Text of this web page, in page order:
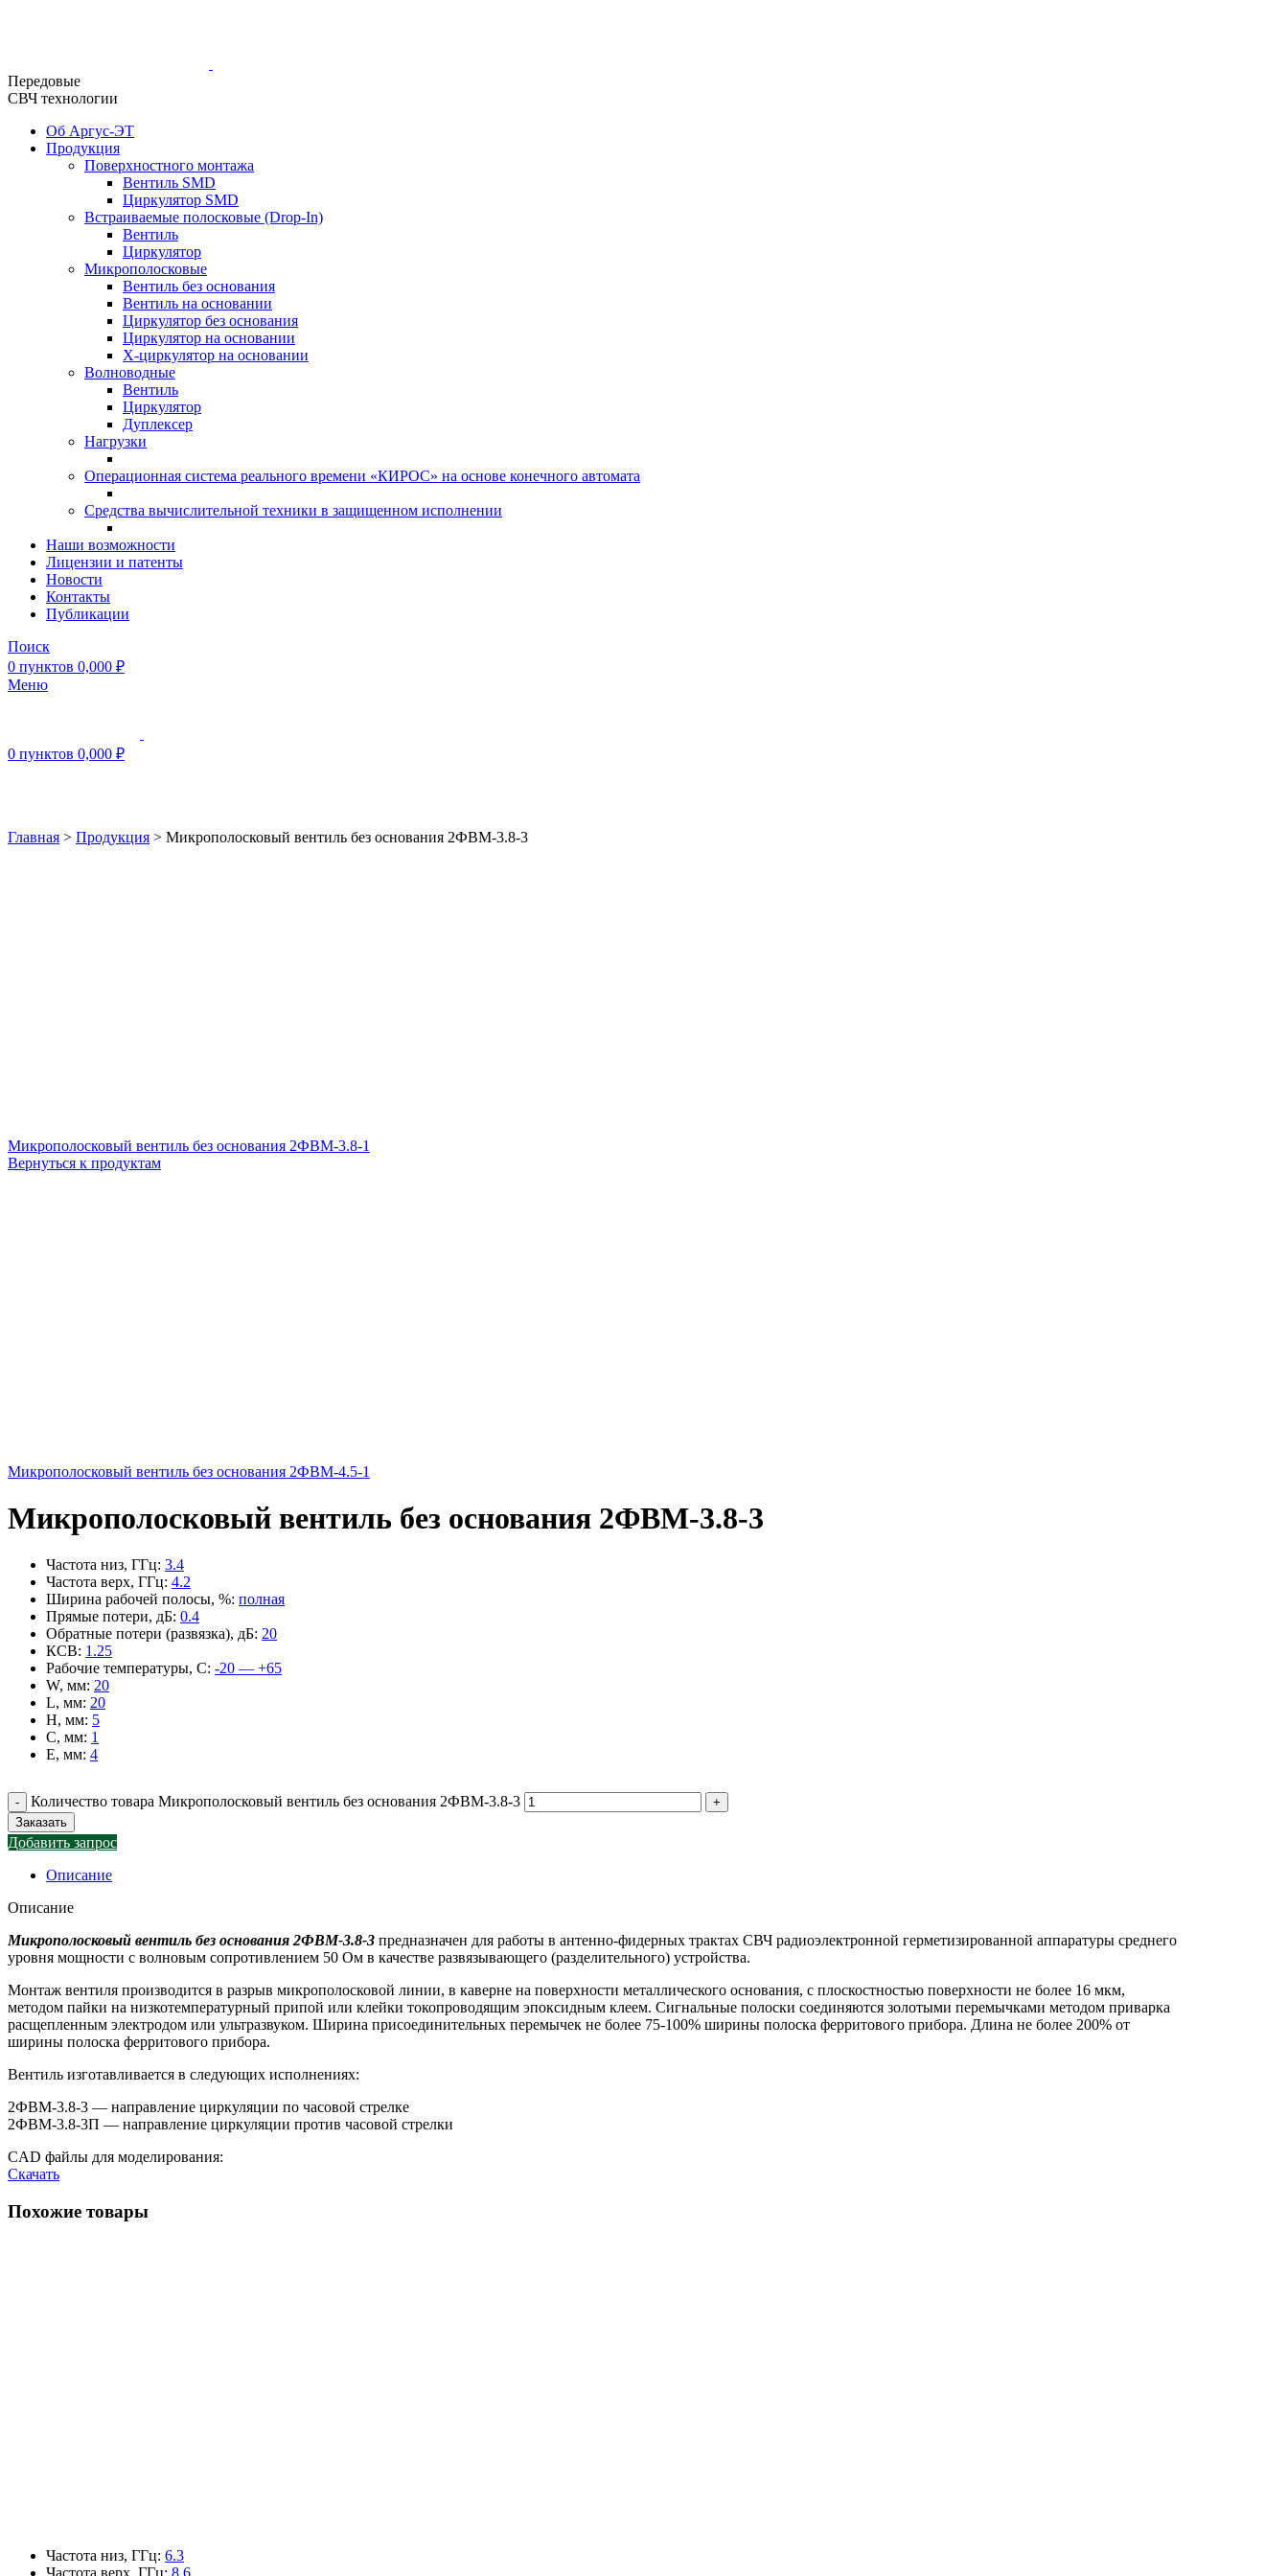
Передовые
СВЧ технологии
Об Аргус-ЭТ
Продукция
Поверхностного монтажа
Вентиль SMD
Циркулятор SMD
Встраиваемые полосковые (Drop-In)
Вентиль
Циркулятор
Микрополосковые
Вентиль без основания
Вентиль на основании
Циркулятор без основания
Циркулятор на основании
Х-циркулятор на основании
Волноводные
Вентиль
Циркулятор
Дуплексер
Нагрузки
Операционная система реального времени «КИРОС» на основе конечного автомата
Средства вычислительной техники в защищенном исполнении
Наши возможности
Лицензии и патенты
Новости
Контакты
Публикации
Поиск
0 пунктов 0,000 ₽
Меню
0 пунктов 0,000 ₽
Главная > Продукция > Микрополосковый вентиль без основания 2ФВМ-3.8-3
Микрополосковый вентиль без основания 2ФВМ-3.8-1
Вернуться к продуктам
Микрополосковый вентиль без основания 2ФВМ-4.5-1
Микрополосковый вентиль без основания 2ФВМ-3.8-3
Частота низ, ГГц: 3.4
Частота верх, ГГц: 4.2
Ширина рабочей полосы, %: полная
Прямые потери, дБ: 0.4
Обратные потери (развязка), дБ: 20
КСВ: 1.25
Рабочие температуры, С: -20 — +65
W, мм: 20
L, мм: 20
H, мм: 5
C, мм: 1
E, мм: 4
Количество товара Микрополосковый вентиль без основания 2ФВМ-3.8-3
Заказать
Добавить запрос
Описание
Описание
Микрополосковый вентиль без основания 2ФВМ-3.8-3 предназначен для работы в антенно-фидерных трактах СВЧ радиоэлектронной герметизированной аппаратуры среднего
уровня мощности с волновым сопротивлением 50 Ом в качестве развязывающего (разделительного) устройства.
Монтаж вентиля производится в разрыв микрополосковой линии, в каверне на поверхности металлического основания, с плоскостностью поверхности не более 16 мкм,
методом пайки на низкотемпературный припой или клейки токопроводящим эпоксидным клеем. Сигнальные полоски соединяются золотыми перемычками методом приварка
расщепленным электродом или ультразвуком. Ширина присоединительных перемычек не более 75-100% ширины полоска ферритового прибора. Длина не более 200% от
ширины полоска ферритового прибора.
Вентиль изготавливается в следующих исполнениях:
2ФВМ-3.8-3 — направление циркуляции по часовой стрелке
2ФВМ-3.8-3П — направление циркуляции против часовой стрелки
CAD файлы для моделирования:
Скачать
Похожие товары
Частота низ, ГГц: 6.3
Частота верх, ГГц: 8.6